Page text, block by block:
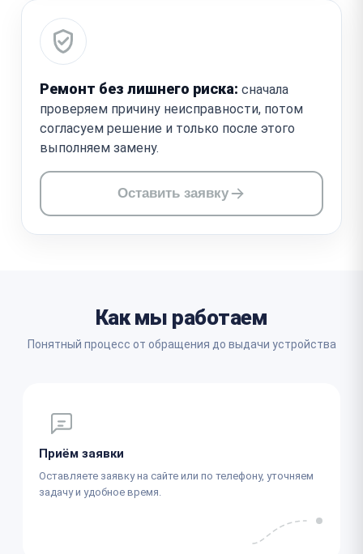
Ремонт без лишнего риска: сначала
проверяем причину неисправности, потом
согласуем решение и только после этого
выполняем замену.
Оставить заявку
Как мы работаем
Понятный процесс от обращения до выдачи устройства
Приём заявки
Оставляете заявку на сайте или по телефону, уточняем
задачу и удобное время.